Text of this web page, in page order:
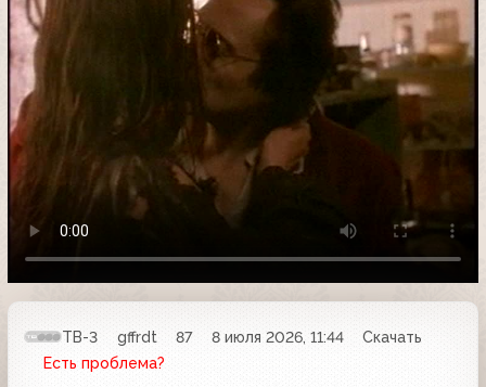
ТВ-3 gffrdt 87 8 июля 2026, 11:44
Скачать
Есть проблема?